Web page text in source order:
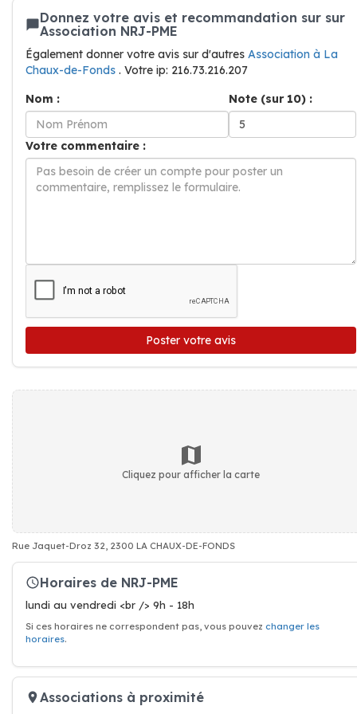
Donnez votre avis et recommandation sur sur
Association NRJ-PME
Également donner votre avis sur d'autres Association à La
Chaux-de-Fonds . Votre ip: 216.73.216.207
Nom :
Note (sur 10) :
Votre commentaire :
Poster votre avis
Cliquez pour afficher la carte
Rue Jaquet-Droz 32, 2300 LA CHAUX-DE-FONDS
Horaires de NRJ-PME
lundi au vendredi <br /> 9h - 18h
Si ces horaires ne correspondent pas, vous pouvez changer les
horaires.
Associations à proximité